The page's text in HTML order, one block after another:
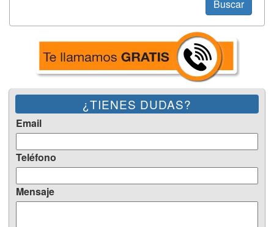
Buscar
¿TIENES DUDAS?
Email
Teléfono
Mensaje